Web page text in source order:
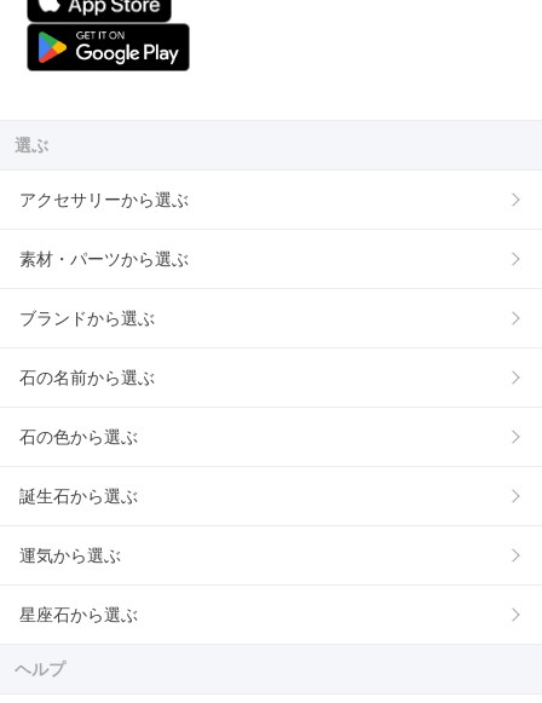
選ぶ
アクセサリーから選ぶ
素材・パーツから選ぶ
ブランドから選ぶ
石の名前から選ぶ
石の色から選ぶ
誕生石から選ぶ
運気から選ぶ
星座石から選ぶ
ヘルプ